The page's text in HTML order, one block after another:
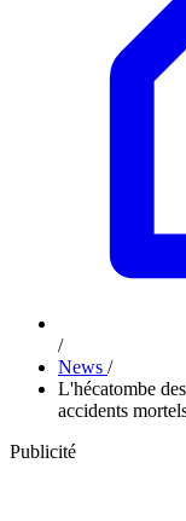
/
News /
L'hécatombe
accidents
Publicité